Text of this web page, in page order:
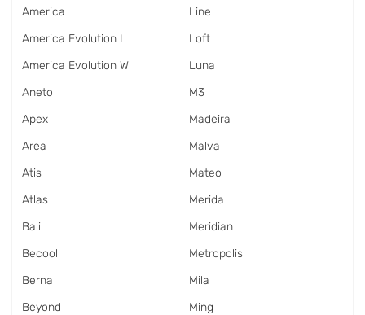
America
America Evolution L
America Evolution W
Aneto
Apex
Area
Atis
Atlas
Bali
Becool
Berna
Beyond
Line
Loft
Luna
M3
Madeira
Malva
Mateo
Merida
Meridian
Metropolis
Mila
Ming